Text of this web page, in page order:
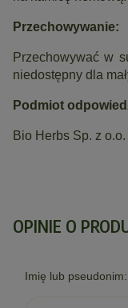
Przechowywanie:
Przechowywać w
niedostępny dla
Podmiot
Bio Herbs Sp. z o.o.
OPINIE O
Imię lub pseudonim: